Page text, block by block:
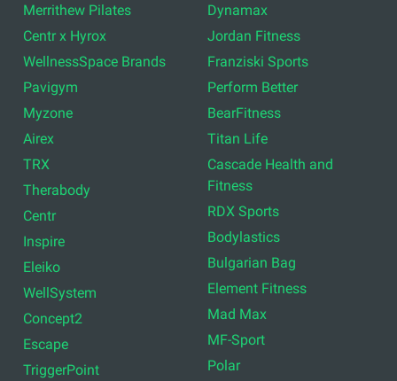
Merrithew Pilates
Centr x Hyrox
WellnessSpace Brands
Pavigym
Myzone
Airex
TRX
Therabody
Centr
Inspire
Eleiko
WellSystem
Concept2
Escape
TriggerPoint
Dynamax
Jordan Fitness
Franziski Sports
Perform Better
BearFitness
Titan Life
Cascade Health and
Fitness
RDX Sports
Bodylastics
Bulgarian Bag
Element Fitness
Mad Max
MF-Sport
Polar